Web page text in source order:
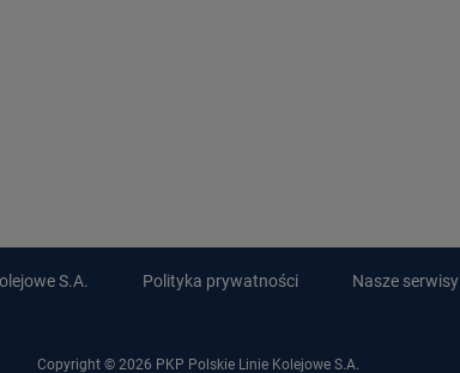
S.A. Polityka prywatności Nasze serwisy
Copyright © 2026 PKP Polskie Linie Kolejowe S.A.